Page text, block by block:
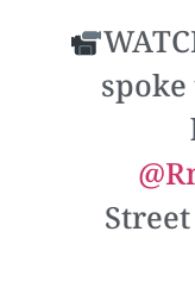
Street